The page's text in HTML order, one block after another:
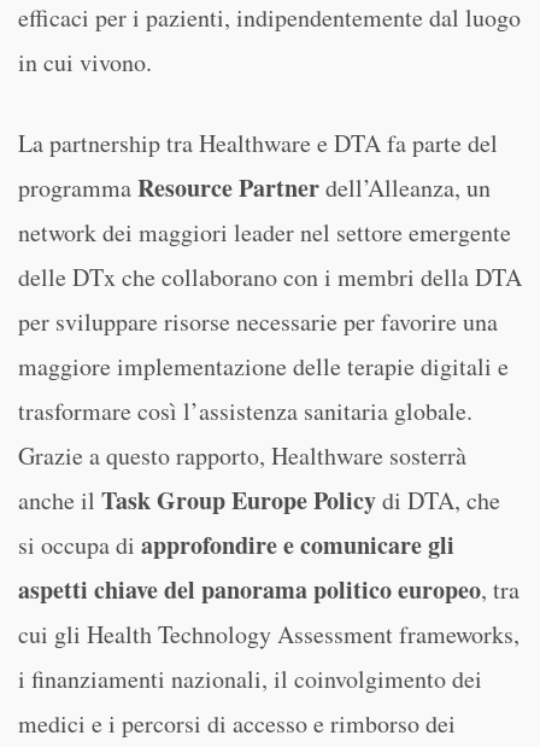
efficaci per i pazienti, indipendentemente dal luogo
in cui vivono.
La partnership tra Healthware e DTA fa parte del
programmaResource Partnerdell’Alleanza, un
network dei maggiori leader nel settore emergente
delle DTx che collaborano con i membri della DTA
per sviluppare risorse necessarie per favorire una
maggiore implementazione delle terapie digitali e
trasformare così l’assistenza sanitaria globale.
Grazie a questo rapporto, Healthware sosterrà
anche il Task Group Europe Policydi DTA, che
si occupa di approfondire e comunicare gli
aspetti chiave del panorama politico europeo, tra
cui gli Health Technology Assessment frameworks,
i finanziamenti nazionali, il coinvolgimento dei
medici e i percorsi di accesso e rimborso dei